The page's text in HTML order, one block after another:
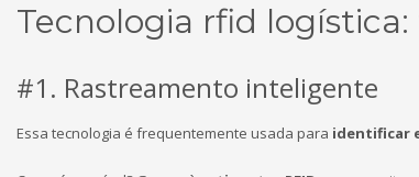
Tecnologia rfid
#1. Rastreamento inteligente
Essa tecnologia é frequentemente usada para identificar